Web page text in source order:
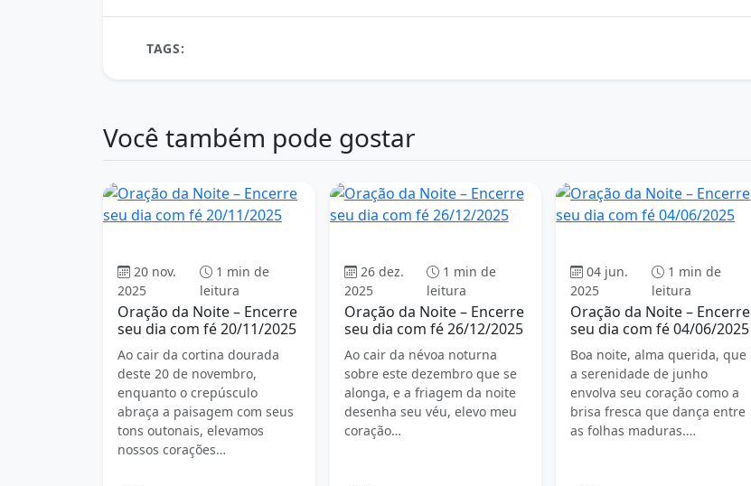
TAGS:
Você também pode gostar
20 nov.
2025
1 min de
leitura
Oração da Noite – Encerre
seu dia com fé 20/11/2025
Ao cair da cortina dourada
deste 20 de novembro,
enquanto o crepúsculo
abraça a paisagem com seus
tons outonais, elevamos
nossos corações…
26 dez.
2025
1 min de
leitura
Oração da Noite – Encerre
seu dia com fé 26/12/2025
Ao cair da névoa noturna
sobre este dezembro que se
alonga, e a friagem da noite
desenha seu véu, elevo meu
coração…
04 jun.
2025
1 min de
leitura
Oração da Noite – Encerre
seu dia com fé 04/06/2025
Boa noite, alma querida, que
a serenidade de junho
envolva seu coração como a
brisa fresca que dança entre
as folhas maduras.…